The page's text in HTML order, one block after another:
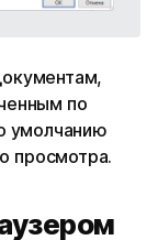
по
умолчанию
просмотра.